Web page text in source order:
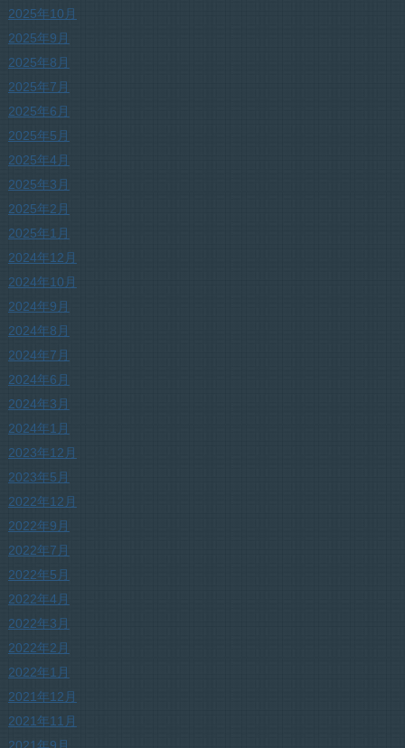
2025年10月
2025年9月
2025年8月
2025年7月
2025年6月
2025年5月
2025年4月
2025年3月
2025年2月
2025年1月
2024年12月
2024年10月
2024年9月
2024年8月
2024年7月
2024年6月
2024年3月
2024年1月
2023年12月
2023年5月
2022年12月
2022年9月
2022年7月
2022年5月
2022年4月
2022年3月
2022年2月
2022年1月
2021年12月
2021年11月